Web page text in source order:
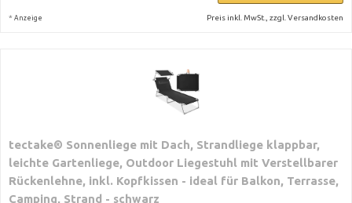
* Anzeige Preis inkl. MwSt., zzgl. Versandkosten
tectake® Sonnenliege mit Dach, Strandliege klappbar,
leichte Gartenliege, Outdoor Liegestuhl mit Verstellbarer
Rückenlehne, inkl. Kopfkissen - ideal für Balkon, Terrasse,
Camping, Strand - schwarz